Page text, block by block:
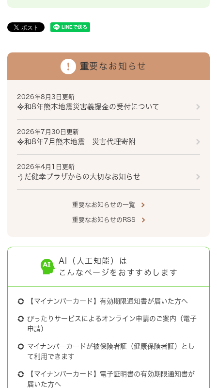
重要なお知らせ
2026年8月3日更新
令和8年熊本地震災害義援金の受付について
2026年7月30日更新
令和8年7月熊本地震 災害代理寄附
2026年4月1日更新
うだ健幸プラザからの大切なお知らせ
重要なお知らせの一覧
重要なお知らせのRSS
AI（人工知能）は
こんなページをおすすめします
【マイナンバーカード】有効期限通知書が届いた方へ
ぴったりサービスによるオンライン申請のご案内（電子
申請）
マイナンバーカードが被保険者証（健康保険者証）とし
て利用できます
【マイナンバーカード】電子証明書の有効期限通知書が
届いた方へ